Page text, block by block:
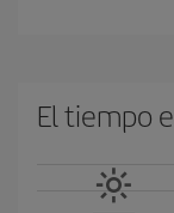
El tiempo